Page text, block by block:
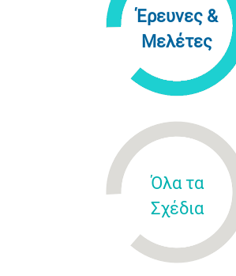
Έρευνες &
Μελέτες
Όλα τα
Σχέδια